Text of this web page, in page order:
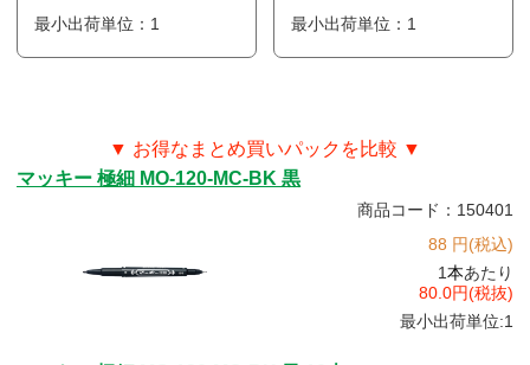
最小出荷単位：1
最小出荷単位：1
▼ お得なまとめ買いパックを比較 ▼
マッキー 極細 MO-120-MC-BK 黒
商品コード：150401
88 円(税込)
1本あたり
80.0円(税抜)
最小出荷単位:1